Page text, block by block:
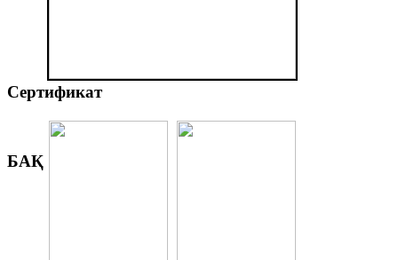
Сертификат
БАҚ